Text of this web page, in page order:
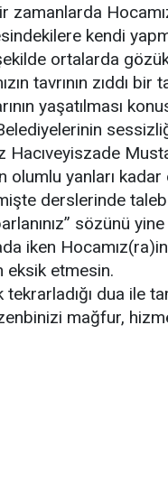
zamanlarda
kendi
ortalarda
tavrının zıddı bir
yaşatılması
Hacıveyiszade
olumlu yanları
derslerinde
sözünü
iken
eksik etmesin.
tekrarladığı dua ile
mağfur,